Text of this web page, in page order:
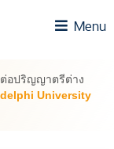
Menu
ต่อปริญญาตรีต่าง
University